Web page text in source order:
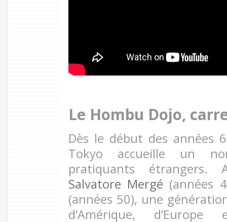
Le Hombu Dojo,
Dès le début des années
Tokyo accueille un
pratiquants étrangers.
Salvatore Mergé (années
(années 50), une
d’Amérique,